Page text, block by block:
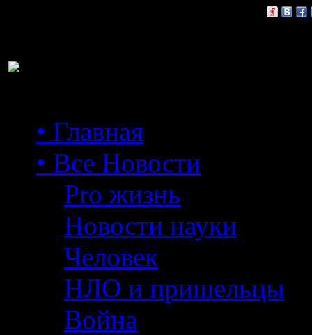
• Главная
• Все Новости
Pro жизнь
Новости науки
Человек
НЛО и пришельцы
Война